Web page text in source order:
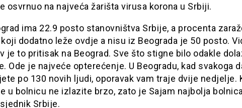
osvrnuo na najveća žarišta virusa korona u Srbiji.
ima 22.9 posto stanovništva Srbije, a procenta
dodatno leže ovdje a nisu iz Beograda je 50 posto.
je to pritisak na Beograd. Sve što stigne bilo odakle
Ode je najveće opterećenje. U Beogradu, kad svakoga
po 130 novih ljudi, oporavak vam traje dvije nedjelje.
u bolnicu ne izlazite brzo, zato je Sajam najbolja
Srbije.